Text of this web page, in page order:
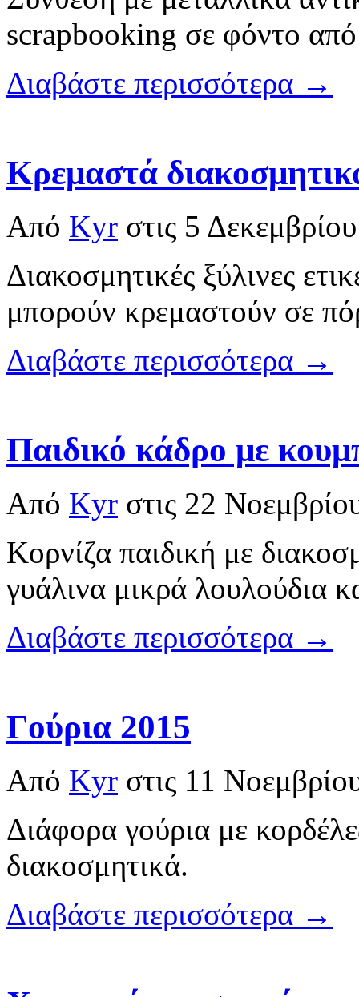
scrapbooking σε φόντο από
Διαβάστε περισσότερα →
Κρεμαστά
Από Kyr στις 5
Διακοσμητικές ξύλινες
μπορούν κρεμαστούν σε
Διαβάστε περισσότερα →
Παιδικό κάδρο με
Από Kyr στις 22
Κορνίζα παιδική με
γυάλινα μικρά λουλούδια
Διαβάστε περισσότερα →
Γούρια 2015
Από Kyr στις 11
Διάφορα γούρια με
διακοσμητικά.
Διαβάστε περισσότερα →